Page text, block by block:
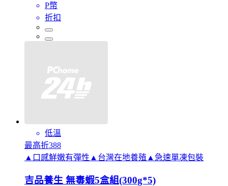
P幣
折扣
低溫
最高折388
▲口感鮮嫩有彈性▲台灣在地養殖▲急速單凍包裝
吉品養生 無毒蝦5盒組(300g*5)